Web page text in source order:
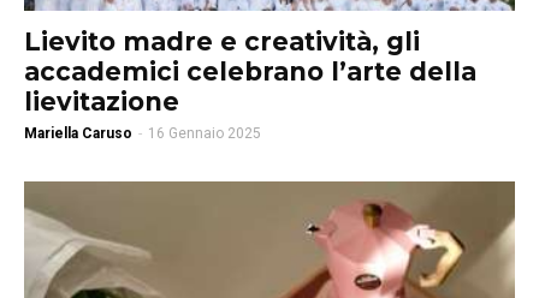
Lievito madre e creatività, gli
accademici celebrano l’arte della
lievitazione
Mariella Caruso - 16 Gennaio 2025